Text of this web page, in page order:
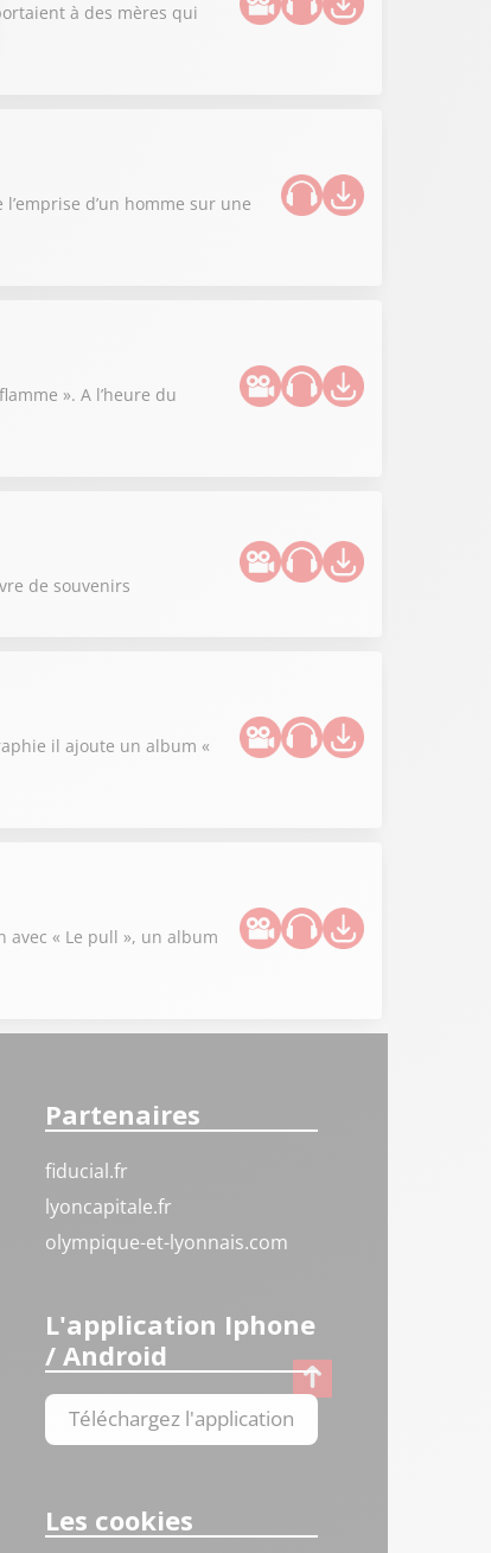
à des mères qui
d’un homme sur une
». A l’heure du
de souvenirs
il ajoute un album «
avec « Le pull », un album
Partenaires
fiducial.fr
lyoncapitale.fr
olympique-et-lyonnais.com
L'application Iphone
/ Android
Téléchargez l'application
Les cookies